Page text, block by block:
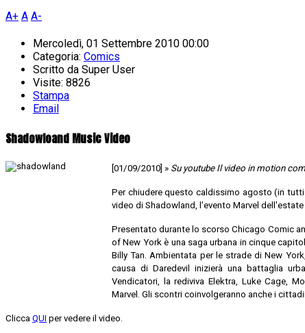
A+ A A-
Mercoledì, 01 Settembre 2010 00:00
Categoria: Comics
Scritto da Super User
Visite: 8826
Stampa
Email
Shadowloand Music Video
[01/09/2010] » Su youtube Il video in motion
Per chiudere questo caldissimo agosto (in
video di Shadowland, l'evento Marvel dell'estate
Presentato durante lo scorso Chicago Comic
of New York è una saga urbana in cinque
Billy Tan. Ambientata per le strade di New
causa di Daredevil inizierà una battaglia
Vendicatori, la rediviva Elektra, Luke Cage,
Marvel. Gli scontri coinvolgeranno anche i
Clicca QUI per vedere il video.